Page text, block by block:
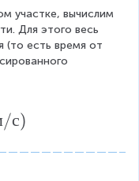
участке, вычислим
Для этого весь
(то есть время от
/с)